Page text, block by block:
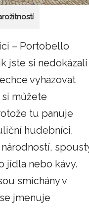
– Portobello
jste si nedokázali
vyhazovat
můžete
tu panuje
hudebníci,
jídla nebo kávy.
smíchány v
jmenuje